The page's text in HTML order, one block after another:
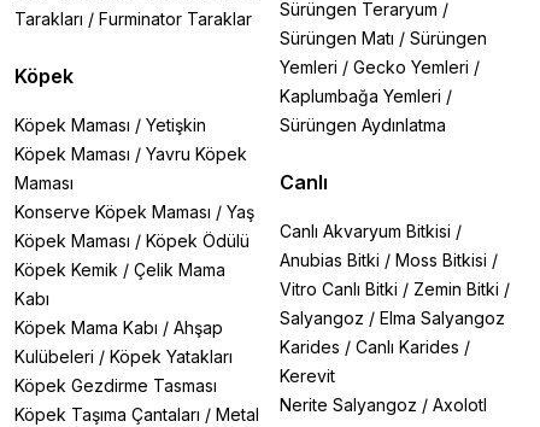
Tarakları / Furminator Taraklar
Köpek
Köpek Maması / Yetişkin
Köpek Maması / Yavru Köpek
Maması
Konserve Köpek Maması / Yaş
Köpek Maması / Köpek Ödülü
Köpek Kemik / Çelik Mama
Kabı
Köpek Mama Kabı / Ahşap
Kulübeleri / Köpek Yatakları
Köpek Gezdirme Tasması
Köpek Taşıma Çantaları / Metal
Sürüngen Teraryum /
Sürüngen Matı / Sürüngen
Yemleri / Gecko Yemleri /
Kaplumbağa Yemleri /
Sürüngen Aydınlatma
Canlı
Canlı Akvaryum Bitkisi /
Anubias Bitki / Moss Bitkisi /
Vitro Canlı Bitki / Zemin Bitki /
Salyangoz / Elma Salyangoz
Karides / Canlı Karides /
Kerevit
Nerite Salyangoz / Axolotl